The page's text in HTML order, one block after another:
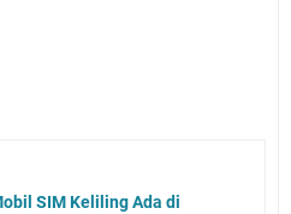
SIM Keliling Ada di